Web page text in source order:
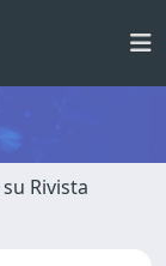
Rivista